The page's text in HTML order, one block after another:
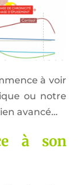
à voir
ou notre
avancé…
à son